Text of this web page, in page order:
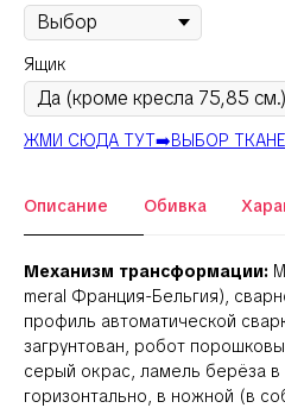
Ящик
ЖМИ СЮДА ТУТ➡️ВЫБОР
Описание Обивка
Механизм трансформации:
meral Франция-Бельгия),
профиль автоматической
загрунтован, робот
серый окрас, ламель берёза в
горизонтально, в ножной (в